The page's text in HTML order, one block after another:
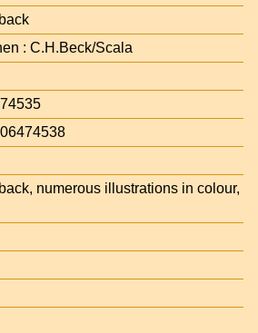
: C.H.Beck/Scala
numerous illustrations in colour,